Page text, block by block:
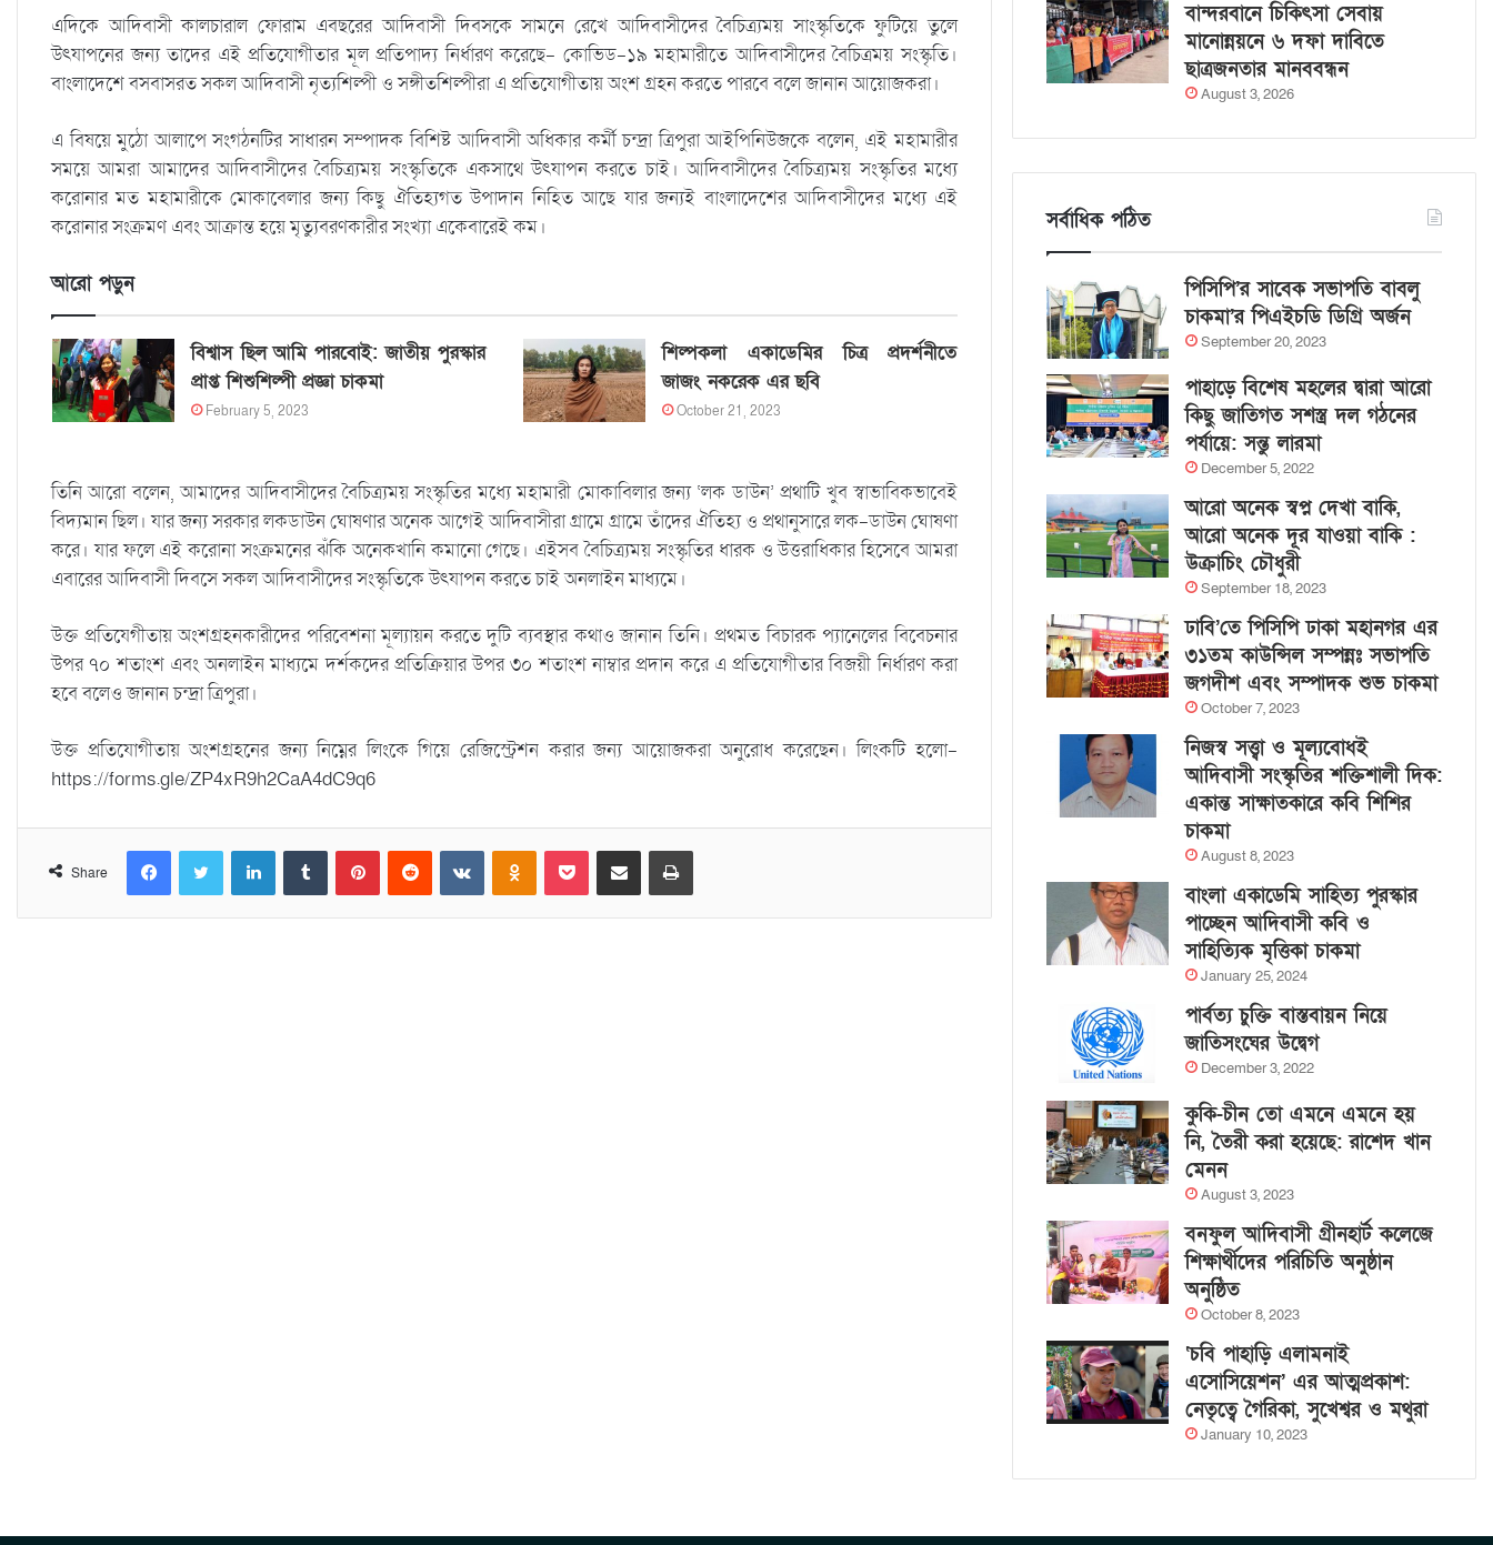
এদিকে আদিবাসী কালচারাল ফোরাম এবছরের আদিবাসী দিবসকে সামনে রেখে আদিবাসীদের বৈচিত্র্যময় সাংস্কৃতিকে ফুটিয়ে তুলে
উৎযাপনের জন্য তাদের এই প্রতিযোগীতার মূল প্রতিপাদ্য নির্ধারণ করেছে- কোভিড-১৯ মহামারীতে আদিবাসীদের বৈচিত্রময় সংস্কৃতি।
বাংলাদেশে বসবাসরত সকল আদিবাসী নৃত্যশিল্পী ও সঙ্গীতশিল্পীরা এ প্রতিযোগীতায় অংশ গ্রহন করতে পারবে বলে জানান আয়োজকরা।
এ বিষয়ে মুঠো আলাপে সংগঠনটির সাধারন সম্পাদক বিশিষ্ট আদিবাসী অধিকার কর্মী চন্দ্রা ত্রিপুরা আইপিনিউজকে বলেন, এই মহামারীর
সময়ে আমরা আমাদের আদিবাসীদের বৈচিত্র্যময় সংস্কৃতিকে একসাথে উৎযাপন করতে চাই। আদিবাসীদের বৈচিত্র্যময় সংস্কৃতির মধ্যে
করোনার মত মহামারীকে মোকাবেলার জন্য কিছু ঐতিহ্যগত উপাদান নিহিত আছে যার জন্যই বাংলাদেশের আদিবাসীদের মধ্যে এই
করোনার সংক্রমণ এবং আক্রান্ত হয়ে মৃত্যুবরণকারীর সংখ্যা একেবারেই কম।
আরো পড়ুন
বিশ্বাস ছিল আমি পারবোই: জাতীয় পুরস্কার
প্রাপ্ত শিশুশিল্পী প্রজ্ঞা চাকমা
February 5, 2023
শিল্পকলা একাডেমির চিত্র প্রদর্শনীতে
জাজং নকরেক এর ছবি
October 21, 2023
তিনি আরো বলেন, আমাদের আদিবাসীদের বৈচিত্র্যময় সংস্কৃতির মধ্যে মহামারী মোকাবিলার জন্য ‘লক ডাউন’ প্রথাটি খুব স্বাভাবিকভাবেই
বিদ্যমান ছিল। যার জন্য সরকার লকডাউন ঘোষণার অনেক আগেই আদিবাসীরা গ্রামে গ্রামে তাঁদের ঐতিহ্য ও প্রথানুসারে লক-ডাউন ঘোষণা
করে। যার ফলে এই করোনা সংক্রমনের ঝঁকি অনেকখানি কমানো গেছে। এইসব বৈচিত্র্যময় সংস্কৃতির ধারক ও উত্তরাধিকার হিসেবে আমরা
এবারের আদিবাসী দিবসে সকল আদিবাসীদের সংস্কৃতিকে উৎযাপন করতে চাই অনলাইন মাধ্যমে।
উক্ত প্রতিযেগীতায় অংশগ্রহনকারীদের পরিবেশনা মূল্যায়ন করতে দুটি ব্যবস্থার কথাও জানান তিনি। প্রথমত বিচারক প্যানেলের বিবেচনার
উপর ৭০ শতাংশ এবং অনলাইন মাধ্যমে দর্শকদের প্রতিক্রিয়ার উপর ৩০ শতাংশ নাম্বার প্রদান করে এ প্রতিযোগীতার বিজয়ী নির্ধারণ করা
হবে বলেও জানান চন্দ্রা ত্রিপুরা।
উক্ত প্রতিযোগীতায় অংশগ্রহনের জন্য নিম্নের লিংকে গিয়ে রেজিস্ট্রেশন করার জন্য আয়োজকরা অনুরোধ করেছেন। লিংকটি হলো-
https://forms.gle/ZP4xR9h2CaA4dC9q6
Share
বান্দরবানে চিকিৎসা সেবায়
মানোন্নয়নে ৬ দফা দাবিতে
ছাত্রজনতার মানববন্ধন
August 3, 2026
সর্বাধিক পঠিত
পিসিপি’র সাবেক সভাপতি বাবলু
চাকমা’র পিএইচডি ডিগ্রি অর্জন
September 20, 2023
পাহাড়ে বিশেষ মহলের দ্বারা আরো
কিছু জাতিগত সশস্ত্র দল গঠনের
পর্যায়ে: সন্তু লারমা
December 5, 2022
আরো অনেক স্বপ্ন দেখা বাকি,
আরো অনেক দূর যাওয়া বাকি :
উক্রাচিং চৌধুরী
September 18, 2023
ঢাবি’তে পিসিপি ঢাকা মহানগর এর
৩১তম কাউন্সিল সম্পন্নঃ সভাপতি
জগদীশ এবং সম্পাদক শুভ চাকমা
October 7, 2023
নিজস্ব সত্ত্বা ও মূল্যবোধই
আদিবাসী সংস্কৃতির শক্তিশালী দিক:
একান্ত সাক্ষাতকারে কবি শিশির
চাকমা
August 8, 2023
বাংলা একাডেমি সাহিত্য পুরস্কার
পাচ্ছেন আদিবাসী কবি ও
সাহিত্যিক মৃত্তিকা চাকমা
January 25, 2024
পার্বত্য চুক্তি বাস্তবায়ন নিয়ে
জাতিসংঘের উদ্বেগ
December 3, 2022
কুকি-চীন তো এমনে এমনে হয়
নি, তৈরী করা হয়েছে: রাশেদ খান
মেনন
August 3, 2023
বনফুল আদিবাসী গ্রীনহার্ট কলেজে
শিক্ষার্থীদের পরিচিতি অনুষ্ঠান
অনুষ্ঠিত
October 8, 2023
‘চবি পাহাড়ি এলামনাই
এসোসিয়েশন’ এর আত্মপ্রকাশ:
নেতৃত্বে গৈরিকা, সুখেশ্বর ও মথুরা
January 10, 2023